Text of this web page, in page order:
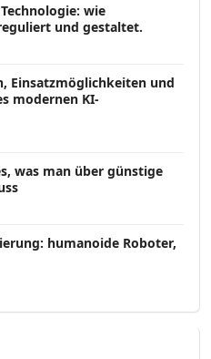
wie
und gestaltet.
Einsatzmöglichkeiten und
modernen KI-
was man über günstige
humanoide Roboter,